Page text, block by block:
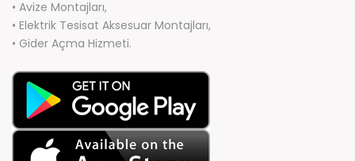
• Avize Montajları,
• Elektrik Tesisat Aksesuar Montajları,
• Gider Açma Hizmeti.